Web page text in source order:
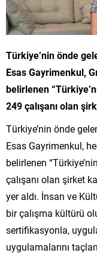
Türkiye’nin önde
Esas Gayrimenkul,
belirlenen
249 çalışanı olan
Türkiye’nin önde
Esas Gayrimenkul,
belirlenen
çalışanı olan şirket
yer aldı. İnsan ve
bir çalışma kültürü
sertifikasyonla,
uygulamalarını